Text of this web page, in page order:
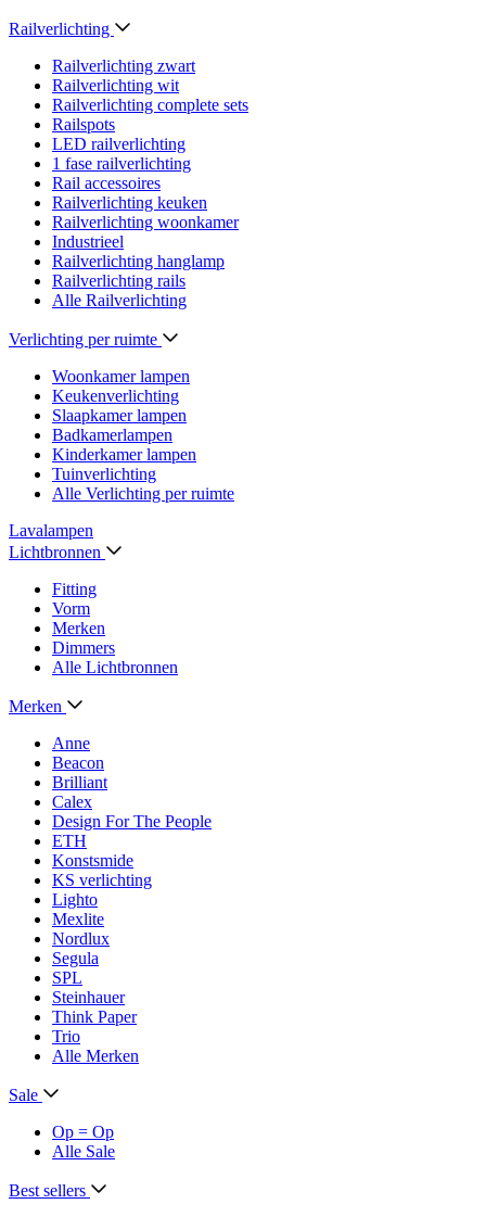
Railverlichting
Railverlichting zwart
Railverlichting wit
Railverlichting complete sets
Railspots
LED railverlichting
1 fase railverlichting
Rail accessoires
Railverlichting keuken
Railverlichting woonkamer
Industrieel
Railverlichting hanglamp
Railverlichting rails
Alle Railverlichting
Verlichting per ruimte
Woonkamer lampen
Keukenverlichting
Slaapkamer lampen
Badkamerlampen
Kinderkamer lampen
Tuinverlichting
Alle Verlichting per ruimte
Lavalampen
Lichtbronnen
Fitting
Vorm
Merken
Dimmers
Alle Lichtbronnen
Merken
Anne
Beacon
Brilliant
Calex
Design For The People
ETH
Konstsmide
KS verlichting
Lighto
Mexlite
Nordlux
Segula
SPL
Steinhauer
Think Paper
Trio
Alle Merken
Sale
Op = Op
Alle Sale
Best sellers